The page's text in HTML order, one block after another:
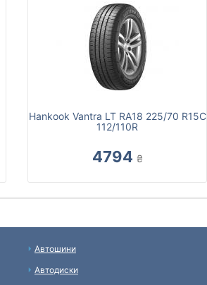
Hankook Vantra LT RA18 225/70 R15C
112/110R
4794 ₴
Автошини
Автодиски